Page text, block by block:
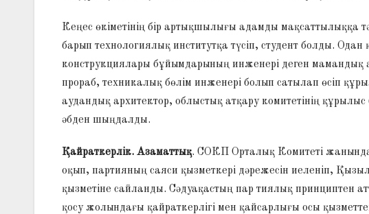
Кеңес өкіметінің бір артықшылығы адамды мақсаттылыққа
барып технологиялық институтқа түсіп, студент болды.
конструкциялары бұйымдарының инженері деген
прораб, техникалық бөлім инженері болып сатылап өсіп
аудандық архитектор, облыстық атқару комитетінің
әбден шыңдалды.
Қайраткерлік. Азаматтық. СОКП Орталық Комитеті
оқып, партияның саяси қызметкері дәрежесін иеленіп,
қызметіне сайланды. Сәдуақастың пар тиялық принциптен
қосу жолындағы қайраткерлігі мен қайсарлығы осы